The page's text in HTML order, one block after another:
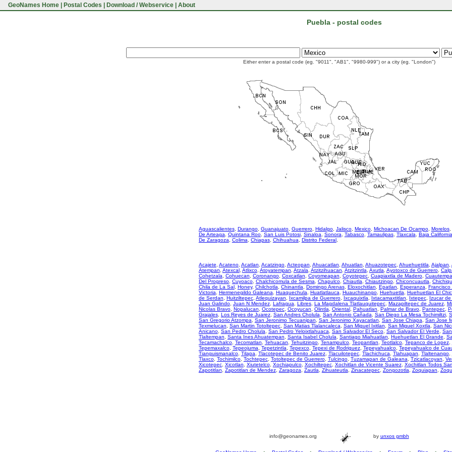
GeoNames Home Postal Codes Download / Webservice About
Puebla - postal codes
Either enter a postal code (eg. "9011", "AB1", "9980-999") or a city (eg. "London")
Aguascalientes, Durango, Guanajuato, Guerrero, Hidalgo, Jalisco, Mexico, Michoacan De Ocampo, Morelos,
De Arteaga
Quintana Roo, San Luis Potosi, Sinaloa Sonora Tabasco, Tamaulipas, Tlaxcala Baja
De Zaragoza
Colima Chiapas, Chihuahua Distrito Federal,
Acajete Acateno, Acatlan Acatzingo, Acteopan Ahuacatlan Ahuatlan Ahuazotepec, Ahuehuetitla Ajalpan
Atempan Atexcal, Atlixco, Atoyatempan Atzala Atzitzihuacan Atzitzintla Axutla Ayotoxco de Guerrero,
Cohetzala
Cohuecan Coronango, Coxcatlan Coyomeapan Coyotepec, Cuapiaxtla de Madero,
Del Progreso, Cuyoaco, Chalchicomula de Sesma Chapulco, Chiautla Chiautzingo, Chiconcuautla
Chila de La Sal, Honey, Chilchotla Chinantla Domingo Arenas, Eloxochitlan Epatlan Esperanza Francisco
Victoria
Hermenegildo Galeana Huaquechula Huatlatlauca Huauchinango, Huehuetla Huehuetlan El
de Serdan
Huitziltepec, Atlequizayan Ixcamilpa de Guerrero, Ixcaquixtla Ixtacamaxtitlan Ixtepec, Izucar
Juan Galindo, Juan N Mendez, Lafragua Libres, La Magdalena Tlatlauquitepec, Mazapiltepec de Juarez,
Nicolas Bravo, Nopalucan Ocotepec, Ocoyucan Olintla Oriental, Pahuatlan Palmar de Bravo, Pantepec,
Grajales, Los Reyes de Juarez, San Andres Cholula San Antonio Cañada San Diego La Mesa Tochimiltzi,
San Gregorio Atzompa
San Jeronimo Tecuanipan San Jeronimo Xayacatlan San Jose Chiapa San Jose
Texmelucan
San Martin Totoltepec, San Matias Tlalancaleca San Miguel Ixitlan San Miguel Xoxtla San
Anicano, San Pedro Cholula San Pedro Yeloixtlahuaca San Salvador El Seco, San Salvador El Verde
Tlaltempan
Santa Ines Ahuatempan Santa Isabel Cholula Santiago Miahuatlan Huehuetlan El Grande
Tecamachalco, Tecomatlan Tehuacan Tehuitzingo, Tenampulco, Teopantlan Teotlalco, Tepanco de Lopez,
Tepemaxalco, Tepeojuma Tepetzintla Tepexco, Tepexi de Rodriguez, Tepeyahualco, Tepeyahualco de
Tianguismanalco, Tilapa Tlacotepec de Benito Juarez, Tlacuilotepec, Tlachichuca Tlahuapan Tlaltenango,
Tlaxco, Tochimilco, Tochtepec, Totoltepec de Guerrero, Tulcingo, Tuzamapan de Galeana Tzicatlacoyan
Xicotepec, Xicotlan Xiutetelco, Xochiapulco, Xochiltepec, Xochitlan de Vicente Suarez, Xochitlan Todos
Zapotitlan
Zapotitlan de Mendez, Zaragoza Zautla Zihuateutla Zinacatepec, Zongozotla Zoquiapan
info@geonames.org by unxos gmbh